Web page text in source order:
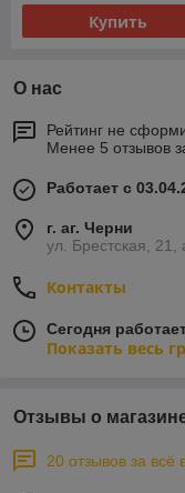
Купить
О нас
Рейтинг не
Менее 5 отзывов
Работает с
г. аг. Черни
ул. Брестская, 21,
Контакты
Сегодня
Показать весь
Отзывы о
20 отзывов за всё